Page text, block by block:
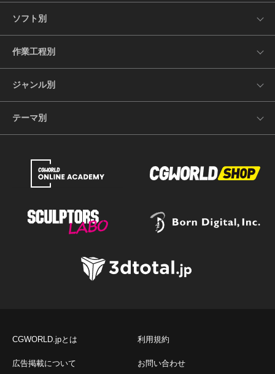
ソフト別
作業工程別
ジャンル別
テーマ別
CGWORLD.jpとは 利用規約
広告掲載について お問い合わせ